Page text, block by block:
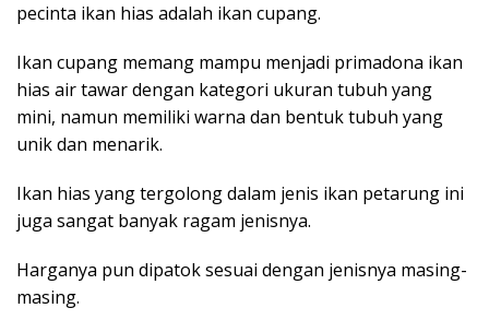
pecinta ikan hias adalah ikan cupang.
Ikan cupang memang mampu menjadi primadona ikan
hias air tawar dengan kategori ukuran tubuh yang
mini, namun memiliki warna dan bentuk tubuh yang
unik dan menarik.
Ikan hias yang tergolong dalam jenis ikan petarung ini
juga sangat banyak ragam jenisnya.
Harganya pun dipatok sesuai dengan jenisnya masing-
masing.